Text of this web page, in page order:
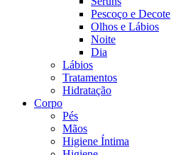
Pescoço e Decote
Olhos e Lábios
Noite
Dia
Lábios
Tratamentos
Hidratação
Corpo
Pés
Mãos
Higiene Íntima